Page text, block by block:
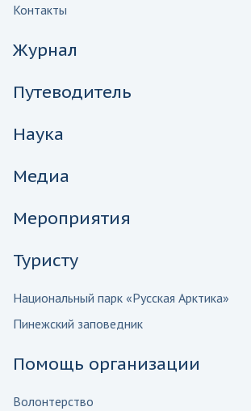
Контакты
Журнал
Путеводитель
Наука
Медиа
Мероприятия
Туристу
Национальный парк «Русская Арктика»
Пинежский заповедник
Помощь организации
Волонтерство